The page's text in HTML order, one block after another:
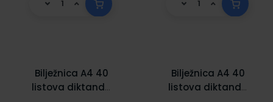
Bilježnica A4 40
listova diktando
Bilježnica A4 40
listova diktando